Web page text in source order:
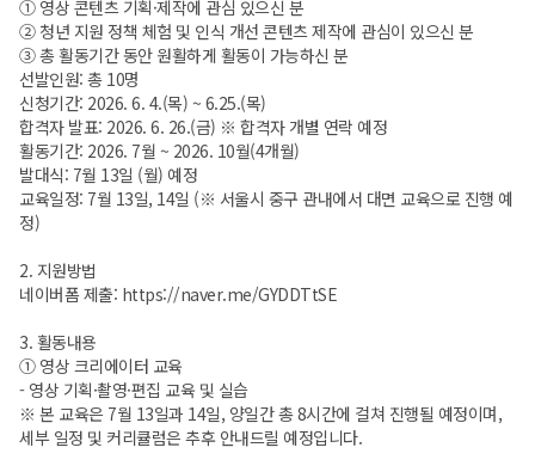
① 영상 콘텐츠 기획·제작에 관심 있으신 분
② 청년 지원 정책 체험 및 인식 개선 콘텐츠 제작에 관심이 있으신 분
③ 총 활동기간 동안 원활하게 활동이 가능하신 분
선발인원: 총 10명
신청기간: 2026. 6. 4.(목) ~ 6.25.(목)
합격자 발표: 2026. 6. 26.(금) ※ 합격자 개별 연락 예정
활동기간: 2026. 7월 ~ 2026. 10월(4개월)
발대식: 7월 13일 (월) 예정
교육일정: 7월 13일, 14일 (※ 서울시 중구 관내에서 대면 교육으로 진행 예
정)
2. 지원방법
네이버폼 제출: https://naver.me/GYDDTtSE
3. 활동내용
① 영상 크리에이터 교육
- 영상 기획·촬영·편집 교육 및 실습
※ 본 교육은 7월 13일과 14일, 양일간 총 8시간에 걸쳐 진행될 예정이며,
세부 일정 및 커리큘럼은 추후 안내드릴 예정입니다.